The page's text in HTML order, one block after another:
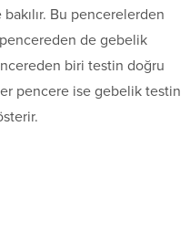
Bu pencerelerden
de gebelik
biri testin doğru
pencere ise gebelik testin